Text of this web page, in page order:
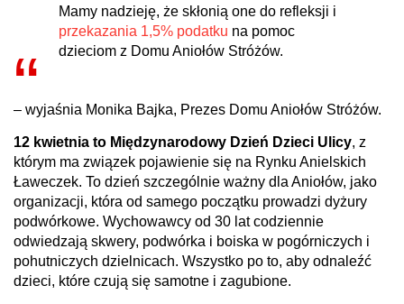
Mamy nadzieję, że skłonią one do refleksji i
przekazania 1,5% podatku na pomoc
dzieciom z Domu Aniołów Stróżów.
– wyjaśnia Monika Bajka, Prezes Domu Aniołów Stróżów.
12 kwietnia to Międzynarodowy Dzień Dzieci Ulicy, z
którym ma związek pojawienie się na Rynku Anielskich
Ławeczek. To dzień szczególnie ważny dla Aniołów, jako
organizacji, która od samego początku prowadzi dyżury
podwórkowe. Wychowawcy od 30 lat codziennie
odwiedzają skwery, podwórka i boiska w pogórniczych i
pohutniczych dzielnicach. Wszystko po to, aby odnaleźć
dzieci, które czują się samotne i zagubione.